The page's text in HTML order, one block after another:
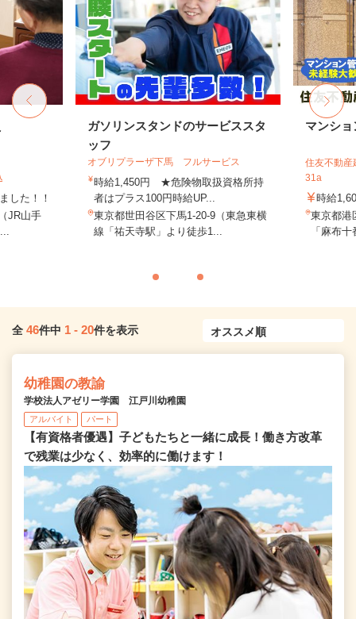
した！！
JR山手
ガソリンスタンドのサービススタ
ッフ
オブリプラーザ下馬 フルサービス
時給1,450円 ★危険物取扱資格所持
者はプラス100円時給UP...
東京都世田谷区下馬1-20-9（東急東横
線「祐天寺駅」より徒歩1...
マンシ
住友不動産
31a
時給
東京都港
「麻布
全 46件中 1 - 20件を表示
幼稚園の教諭
学校法人アゼリー学園 江戸川幼稚園
アルバイト パート
【有資格者優遇】子どもたちと一緒に成長！働き方改革
で残業は少なく、効率的に働けます！